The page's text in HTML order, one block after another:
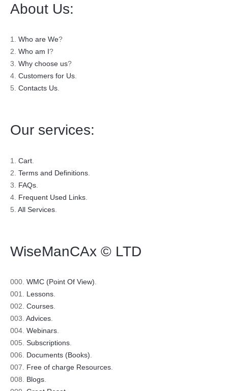
About Us:
1. Who are We?
2. Who am I?
3. Why choose us?
4. Customers for Us
5. Contacts Us
Our services:
1. Cart
2. Terms and Definitions
3. FAQs
4. Frequent Used Links
5. All Services
WiseManCAx © LTD
000. WMC (Point Of View).
001. Lessons.
002. Courses.
003. Advices.
004. Webinars.
005. Subscriptions.
006. Documents (Books).
007. Free of charge Resources.
008. Blogs.